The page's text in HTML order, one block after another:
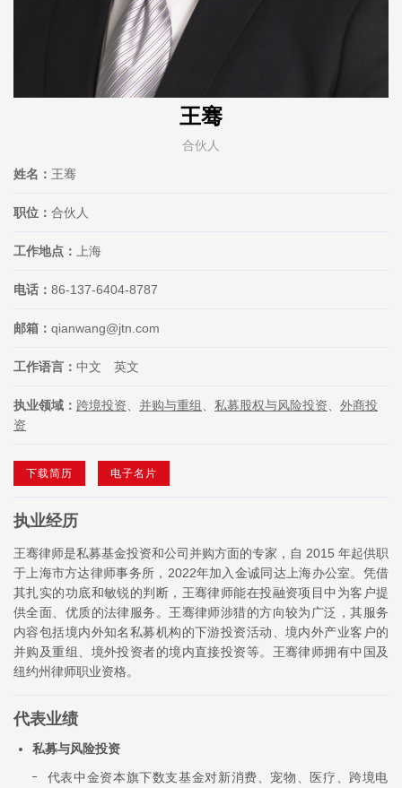
王骞
合伙人
姓名： 王骞
职位： 合伙人
工作地点： 上海
电话： 86-137-6404-8787
邮箱： qianwang@jtn.com
工作语言： 中文 英文
执业领域： 跨境投资 并购与重组 私募股权与风险投资
外商投
资
下载简历 电子名片
执业经历
王骞律师是私募基金投资和公司并购方面的专家，自 2015 年起供职
于上海市方达律师事务所，2022年加入金诚同达上海办公室。凭借
其扎实的功底和敏锐的判断，王骞律师能在投融资项目中为客户提
供全面、优质的法律服务。王骞律师涉猎的方向较为广泛，其服务
内容包括境内外知名私募机构的下游投资活动、境内外产业客户的
并购及重组、境外投资者的境内直接投资等。王骞律师拥有中国及
纽约州律师职业资格。
代表业绩
私募与风险投资
代表中金资本旗下数支基金对新消费、宠物、医疗、跨境电